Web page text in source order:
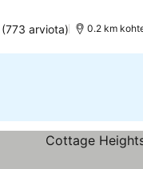
(773 arviota) 0.2 km